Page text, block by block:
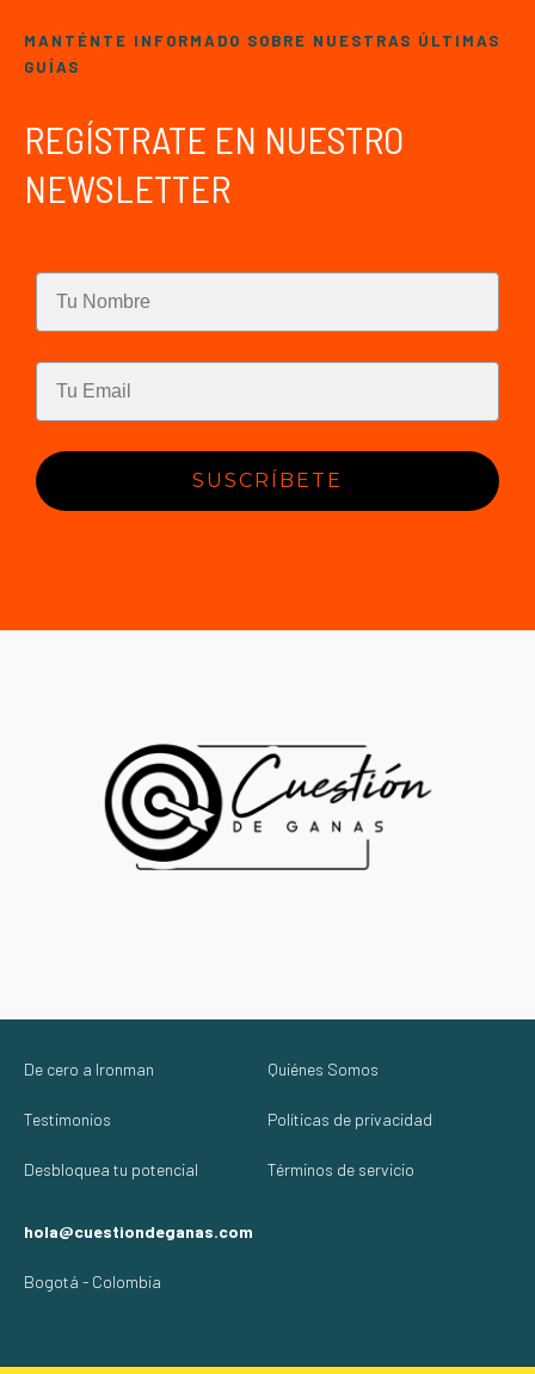
MANTÉNTE INFORMADO SOBRE NUESTRAS ÚLTIMAS
GUÍAS
REGÍSTRATE EN NUESTRO
NEWSLETTER
SUSCRÍBETE
De cero a Ironman
Testimonios
Desbloquea tu potencial
Quiénes Somos
Políticas de privacidad
Términos de servicio
hola@cuestiondeganas.com
Bogotá - Colombia